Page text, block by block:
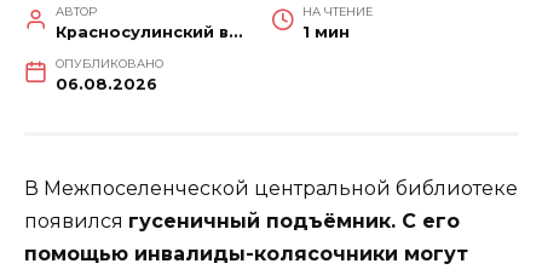
АВТОР
Красносулинский вестник
НА ЧТЕНИЕ
1 мин
ОПУБЛИКОВАНО
06.08.2026
В Межпоселенческой центральной библиотеке
появился гусеничный подъёмник. С его
помощью инвалиды-колясочники могут